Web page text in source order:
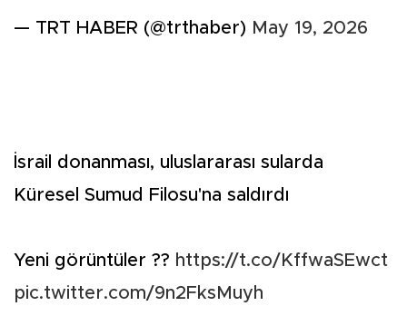
— TRT HABER (@trthaber) May 19, 2026
İsrail donanması, uluslararası sularda
Küresel Sumud Filosu'na saldırdı
Yeni görüntüler ?? https://t.co/KffwaSEwct
pic.twitter.com/9n2FksMuyh